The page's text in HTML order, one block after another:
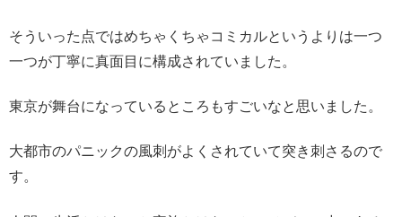
そういった点ではめちゃくちゃコミカルというよりは一つ
一つが丁寧に真面目に構成されていました。
東京が舞台になっているところもすごいなと思いました。
大都市のパニックの風刺がよくされていて突き刺さるので
す。